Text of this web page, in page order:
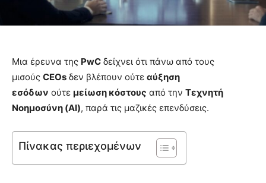
Μια έρευνα της PwC δείχνει ότι πάνω από τους
μισούς CEOs δεν βλέπουν ούτε αύξηση
εσόδων ούτε μείωση κόστους από την Τεχνητή
Νοημοσύνη (AI), παρά τις μαζικές επενδύσεις.
Πίνακας περιεχομένων